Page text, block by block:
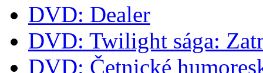
DVD: Dealer
DVD: Twilight sága:
DVD: Četnické